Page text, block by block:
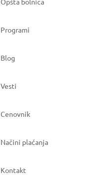
Programi
Blog
Vesti
Cenovnik
Načini plaćanja
Kontakt